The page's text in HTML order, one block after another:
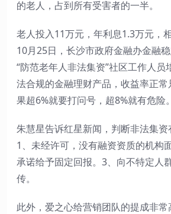
的老人，占到所有受害者的一半。
老人投入11万元，年利息1.3万元，
10月25日，长沙市政府金融办金融
“防范老年人非法集资”社区工作人员
法合规的金融理财产品，收益率正
果超6%就要打问号，超8%就有危险
朱慧星告诉红星新闻，判断非法集资
1、未经许可，没有融资资质的机构
承诺给予固定回报。3、向不特定人
传。
此外，爱之心给营销团队的提成非